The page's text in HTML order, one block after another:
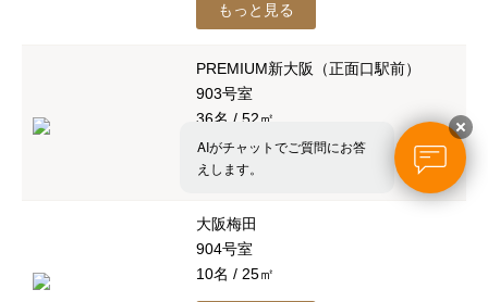
もっと見る
PREMIUM新大阪（正面口駅前）
903号室
36名 / 52㎡
もっと見る
大阪梅田
904号室
10名 / 25㎡
AIがチャットでご質問にお答
えします。